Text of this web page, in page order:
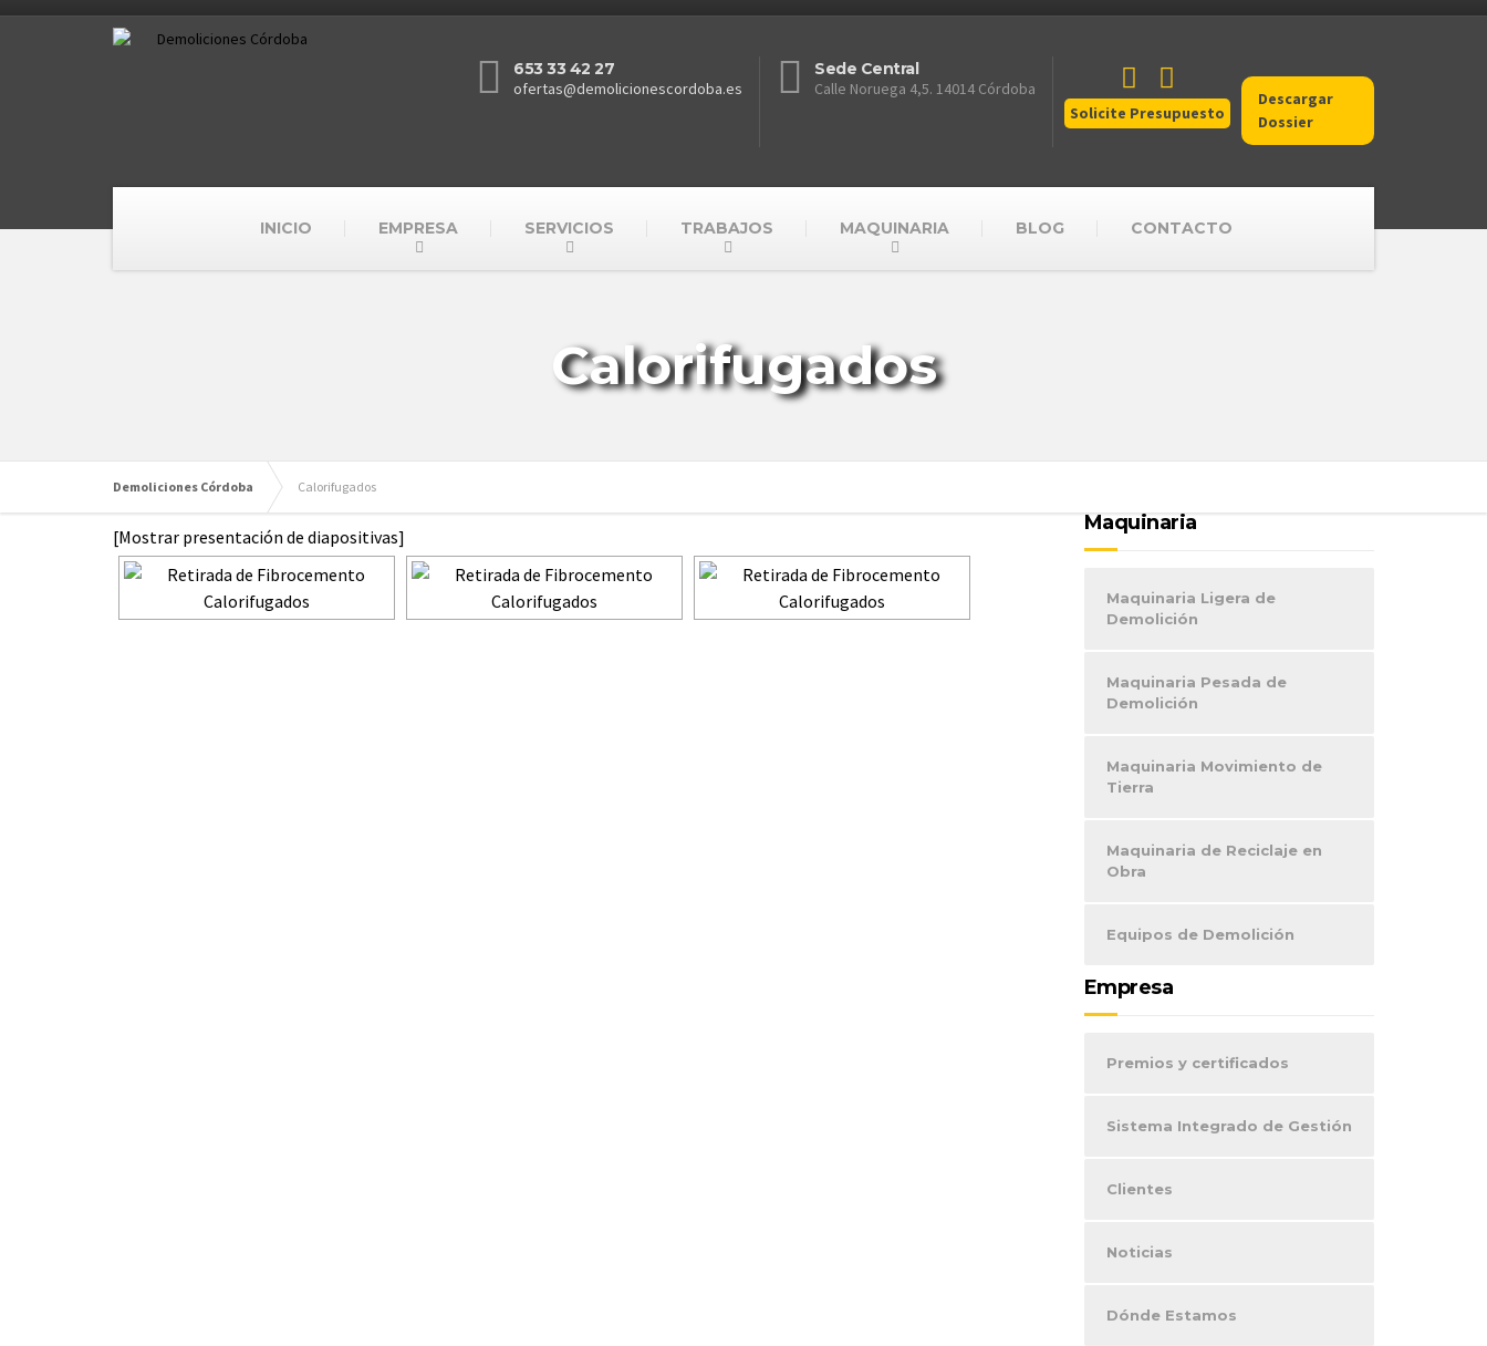
653 33 42 27
ofertas@demolicionescordoba.es
Sede Central
Calle Noruega 4,5. 14014 Córdoba
Solicite Presupuesto
Descargar
Dossier
INICIO EMPRESA SERVICIOS TRABAJOS MAQUINARIA BLOG CONTACTO
Calorifugados
Demoliciones Córdoba Calorifugados
[Mostrar presentación de diapositivas]
Maquinaria
Maquinaria Ligera de
Demolición
Maquinaria Pesada de
Demolición
Maquinaria Movimiento de
Tierra
Maquinaria de Reciclaje en
Obra
Equipos de Demolición
Empresa
Premios y certificados
Sistema Integrado de Gestión
Clientes
Noticias
Dónde Estamos